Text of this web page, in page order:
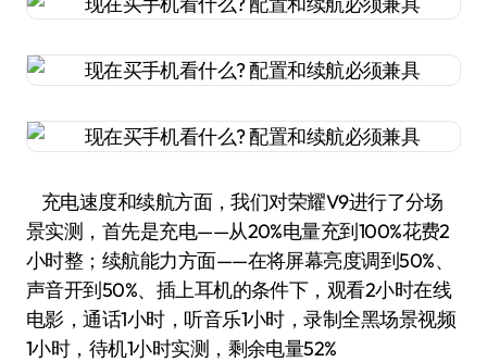
充电速度和续航方面，我们对荣耀V9进行了分场
景实测，首先是充电——从20%电量充到100%花费2
小时整；续航能力方面——在将屏幕亮度调到50%、
声音开到50%、插上耳机的条件下，观看2小时在线
电影，通话1小时，听音乐1小时，录制全黑场景视频
1小时，待机1小时实测，剩余电量52%